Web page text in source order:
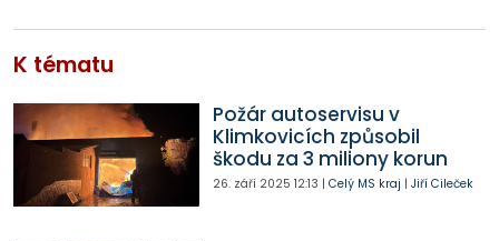
K tématu
Požár autoservisu v
Klimkovicích způsobil
škodu za 3 miliony korun
26. září 2025 12:13 | Celý MS kraj | Jiří Cileček